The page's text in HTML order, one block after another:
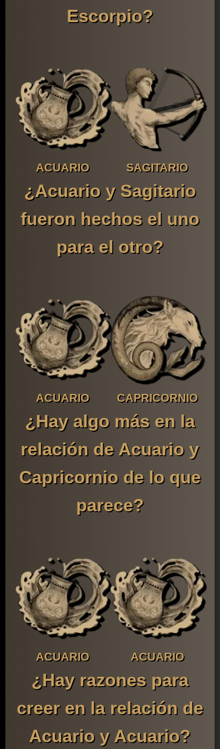
Escorpio?
ACUARIO SAGITARIO
¿Acuario y Sagitario
fueron hechos el uno
para el otro?
ACUARIO CAPRICORNIO
¿Hay algo más en la
relación de Acuario y
Capricornio de lo que
parece?
ACUARIO ACUARIO
¿Hay razones para
creer en la relación de
Acuario y Acuario?